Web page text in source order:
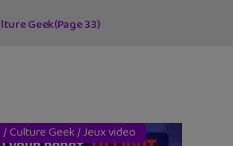
Geek(Page 33)
/ Culture Geek/Jeux video